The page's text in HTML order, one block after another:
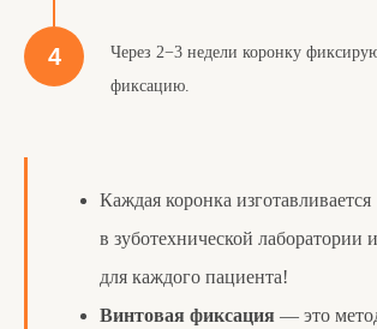
Через 2−3 недели коронку
фиксацию.
Каждая коронка изготавливается
в зуботехнической лаборатории
для каждого пациента!
Винтовая фиксация — это